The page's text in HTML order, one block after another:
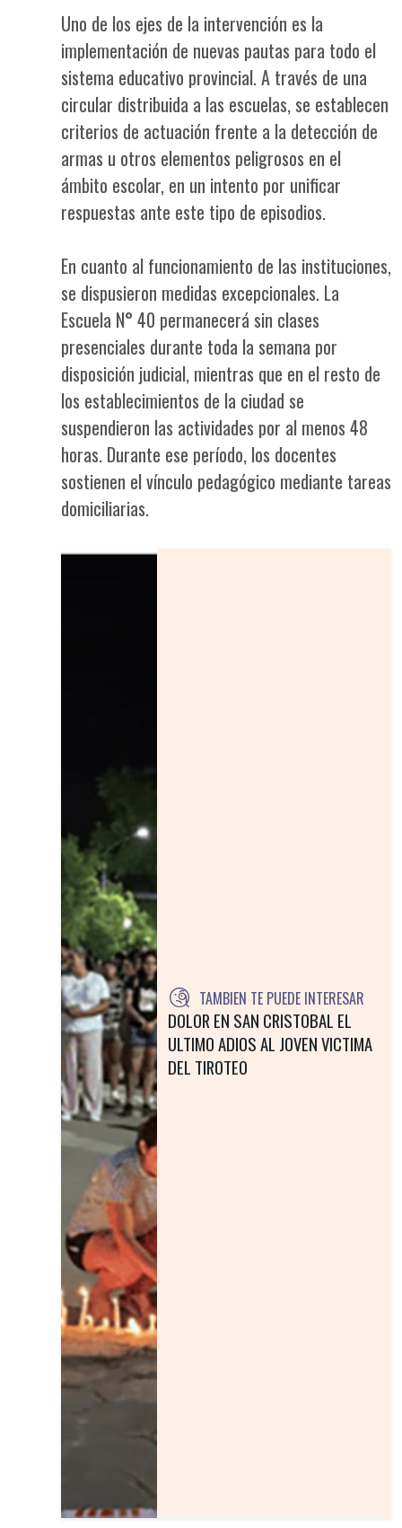
Uno de los ejes de la intervención es la
implementación de nuevas pautas para todo el
sistema educativo provincial. A través de una
circular distribuida a las escuelas, se establecen
criterios de actuación frente a la detección de
armas u otros elementos peligrosos en el
ámbito escolar, en un intento por unificar
respuestas ante este tipo de episodios.
En cuanto al funcionamiento de las instituciones,
se dispusieron medidas excepcionales. La
Escuela N° 40 permanecerá sin clases
presenciales durante toda la semana por
disposición judicial, mientras que en el resto de
los establecimientos de la ciudad se
suspendieron las actividades por al menos 48
horas. Durante ese período, los docentes
sostienen el vínculo pedagógico mediante tareas
domiciliarias.
TAMBIEN TE PUEDE INTERESAR
DOLOR EN SAN CRISTOBAL EL
ULTIMO ADIOS AL JOVEN VICTIMA
DEL TIROTEO